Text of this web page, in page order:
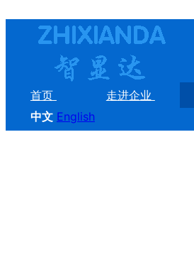
首页 走进企业
中文 English